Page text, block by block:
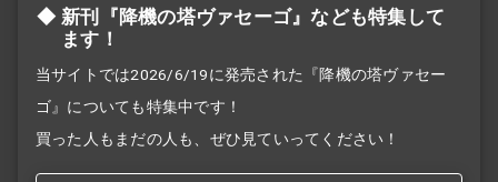
新刊『降機の塔ヴァセーゴ』なども特集して
ます！
当サイトでは2026/6/19に発売された『降機の塔ヴァセー
ゴ』についても特集中です！
買った人もまだの人も、ぜひ見ていってください！